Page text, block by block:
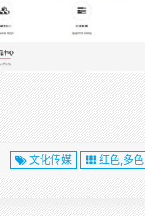
文化传媒 红色,多色